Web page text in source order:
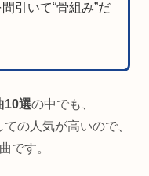
引いて“骨組み”だ
10選の中でも、
の人気が高いので、
です。